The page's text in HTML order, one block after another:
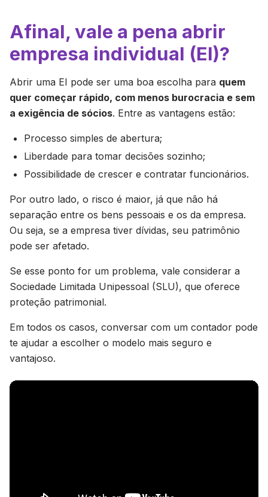
Afinal, vale a pena abrir
empresa individual (EI)?
Abrir uma EI pode ser uma boa escolha para quem
quer começar rápido, com menos burocracia e sem
a exigência de sócios. Entre as vantagens estão:
Processo simples de abertura;
Liberdade para tomar decisões sozinho;
Possibilidade de crescer e contratar funcionários.
Por outro lado, o risco é maior, já que não há
separação entre os bens pessoais e os da empresa.
Ou seja, se a empresa tiver dívidas, seu patrimônio
pode ser afetado.
Se esse ponto for um problema, vale considerar a
Sociedade Limitada Unipessoal (SLU), que oferece
proteção patrimonial.
Em todos os casos, conversar com um contador pode
te ajudar a escolher o modelo mais seguro e
vantajoso.